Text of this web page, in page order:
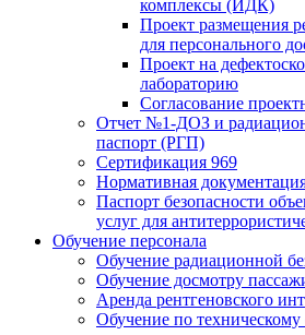
комплексы (ИДК)
Проект размещения
для персонального
Проект на
лабораторию
Согласование
Отчет №1-ДОЗ и
паспорт (РГП)
Сертификация 969
Нормативная
Паспорт безопасности
услуг для
Обучение персонала
Обучение радиационной
Обучение досмотру
Аренда рентгеновского
Обучение по